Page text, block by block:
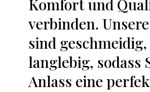
Komfort und
verbinden.
sind
langlebig, sodass
Anlass eine